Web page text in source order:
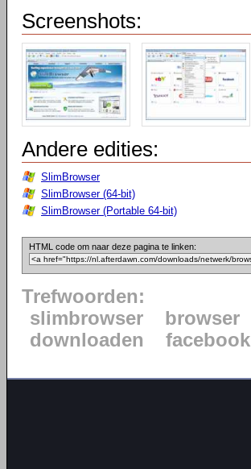
Screenshots:
Andere edities:
SlimBrowser
SlimBrowser (64-bit)
SlimBrowser (Portable 64-bit)
HTML code om naar deze pagina te linken:
Trefwoorden:
slimbrowser
browser
downloaden
facebook